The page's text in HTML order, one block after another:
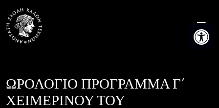
Ανοίξτε
content
ΩΡΟΛΟΓΙΟ ΠΡΟΓΡΑΜΜΑ Γ΄
ΧΕΙΜΕΡΙΝΟΥ ΤΟΥ